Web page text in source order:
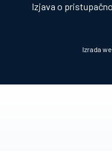
Izjava o
Izrada